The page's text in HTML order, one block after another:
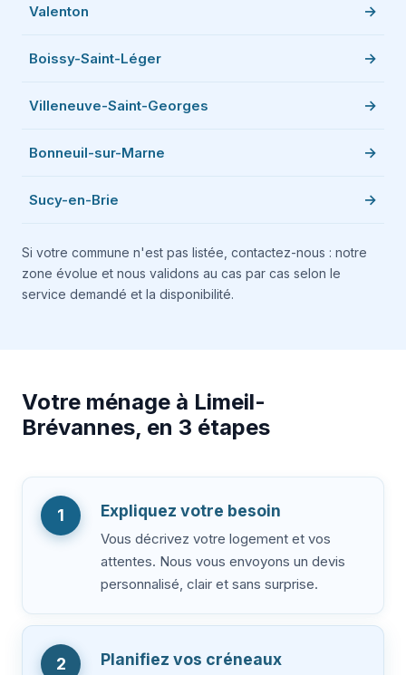
Valenton
Boissy-Saint-Léger
Villeneuve-Saint-Georges
Bonneuil-sur-Marne
Sucy-en-Brie
Si votre commune n'est pas listée, contactez-nous : notre
zone évolue et nous validons au cas par cas selon le
service demandé et la disponibilité.
Votre ménage à Limeil-
Brévannes, en 3 étapes
1 Expliquez votre besoin
Vous décrivez votre logement et vos
attentes. Nous vous envoyons un devis
personnalisé, clair et sans surprise.
2 Planifiez vos créneaux